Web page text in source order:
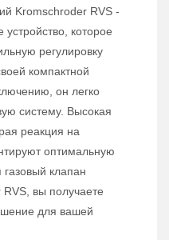
Kromschroder RVS -
которое
регулировку
компактной
он легко
систему. Высокая
реакция на
оптимальную
клапан
вы получаете
для вашей